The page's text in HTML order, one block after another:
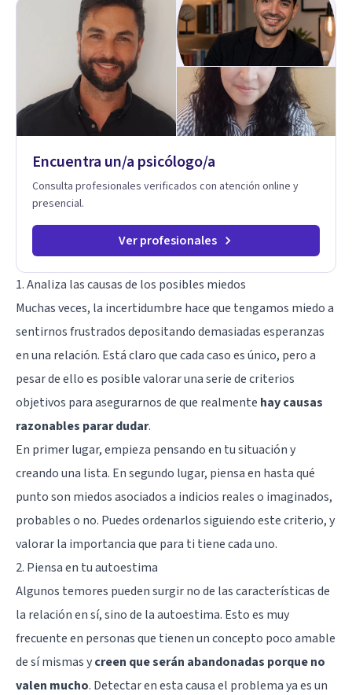
metodología combina psicología contemporánea,
neurociencias y estrategias de cambio basadas en evidencia
para fortalecer la autoestima, desarrollar habilidades
socioemocionales y promover cambios sostenibles. Como
divulgador científico, acerca la psicología y las neurociencias
a la vida cotidiana mediante contenidos claros, rigurosos y
aplicables, con el propósito de impulsar un bienestar integral.
Encuentra un/a psicólogo/a
Consulta profesionales verificados con atención online y
presencial.
Ver profesionales
1. Analiza las causas de los posibles miedos
Muchas veces, la incertidumbre hace que tengamos miedo a
sentirnos frustrados depositando demasiadas esperanzas
en una relación. Está claro que cada caso es único, pero a
pesar de ello es posible valorar una serie de criterios
objetivos para asegurarnos de que realmente hay causas
razonables parar dudar.
En primer lugar, empieza pensando en tu situación y
creando una lista. En segundo lugar, piensa en hasta qué
punto son miedos asociados a indicios reales o imaginados,
probables o no. Puedes ordenarlos siguiendo este criterio, y
valorar la importancia que para ti tiene cada uno.
2. Piensa en tu autoestima
Algunos temores pueden surgir no de las características de
la relación en sí, sino de la autoestima. Esto es muy
frecuente en personas que tienen un concepto poco amable
de sí mismas ycreen que serán abandonadas porque no
valen mucho. Detectar en esta causa el problema ya es un